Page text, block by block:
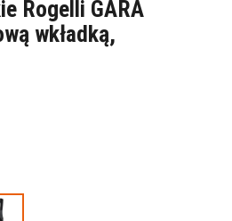
Rogelli GARA
wkładką,